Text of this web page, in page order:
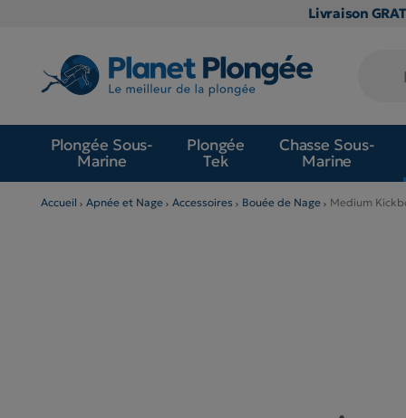
Livraison
Plongée Sous-
Marine
Plongée
Tek
Chasse Sous-
Marine
Accueil Apnée et Nage Accessoires Bouée de Nage Medium